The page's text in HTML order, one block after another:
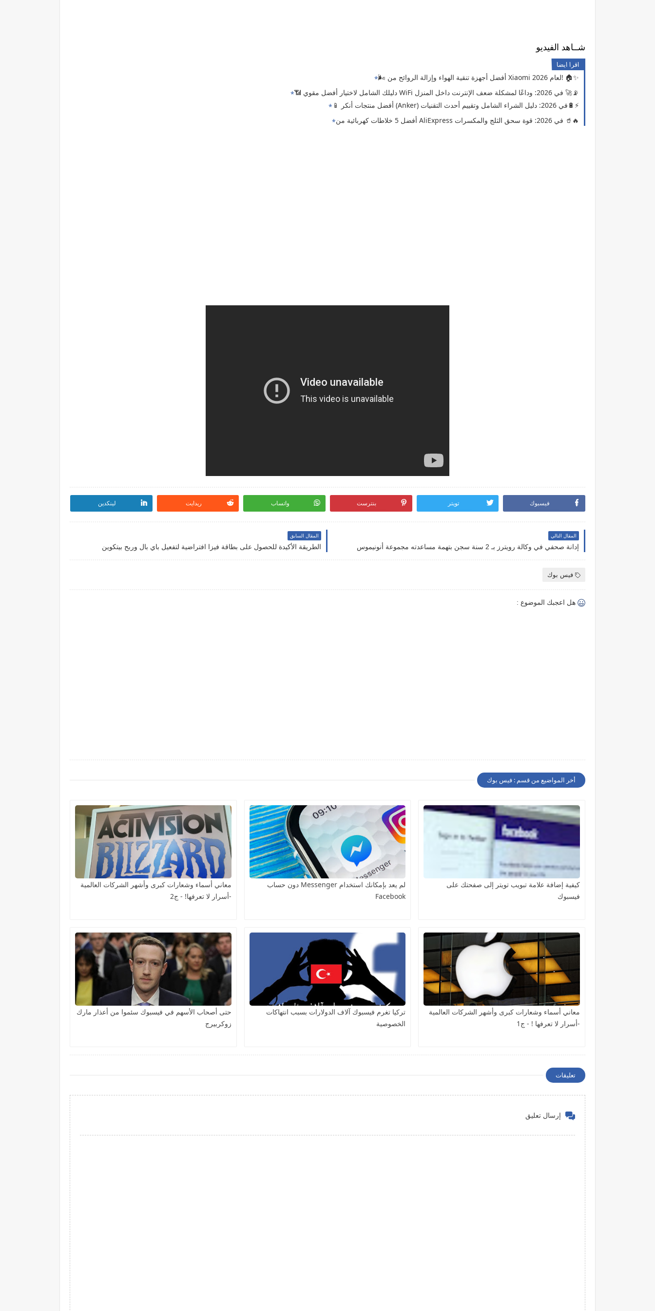
شــاهد الفيديو
اقرا ايضا
🌬️ أفضل أجهزة تنقية الهواء وإزالة الروائح من Xiaomi لعام 2026! 🏠✨
📶 دليلك الشامل لاختيار أفضل مقوي WiFi في 2026: وداعًا لمشكلة ضعف الإنترنت داخل المنزل 🚀📡
📱 أفضل منتجات أنكر (Anker) في 2026: دليل الشراء الشامل وتقييم أحدث التقنيات🔋⚡
أفضل 5 خلاطات كهربائية من AliExpress في 2026: قوة سحق الثلج والمكسرات 🥤🔥
فيسبوك تويتر بنترست واتساب ريدايت لينكدين
المقال التالي
إدانة صحفي في وكالة رويترز بـ 2 سنة سجن بتهمة مساعدته مجموعة أنونيموس
المقال السابق
الطريقة الأكيدة للحصول على بطاقة فيزا افتراضية لتفعيل باي بال وربح بيتكوين
فيس بوك
هل اعجبك الموضوع :
أخر المواضيع من قسم : فيس بوك
كيفية إضافة علامة تبويب تويتر إلى صفحتك على
فيسبوك
لم يعد بإمكانك استخدام Messenger دون حساب
Facebook
معاني أسماء وشعارات كبرى وأشهر الشركات العالمية
-أسرار لا تعرفها! - ج2
معاني أسماء وشعارات كبرى وأشهر الشركات العالمية
-أسرار لا تعرفها ! - ج1
تركيا تغرم فيسبوك آلاف الدولارات بسبب انتهاكات
الخصوصية
حتى أصحاب الأسهم في فيسبوك سئموا من أعذار مارك
زوكربيرج
تعليقات
إرسال تعليق